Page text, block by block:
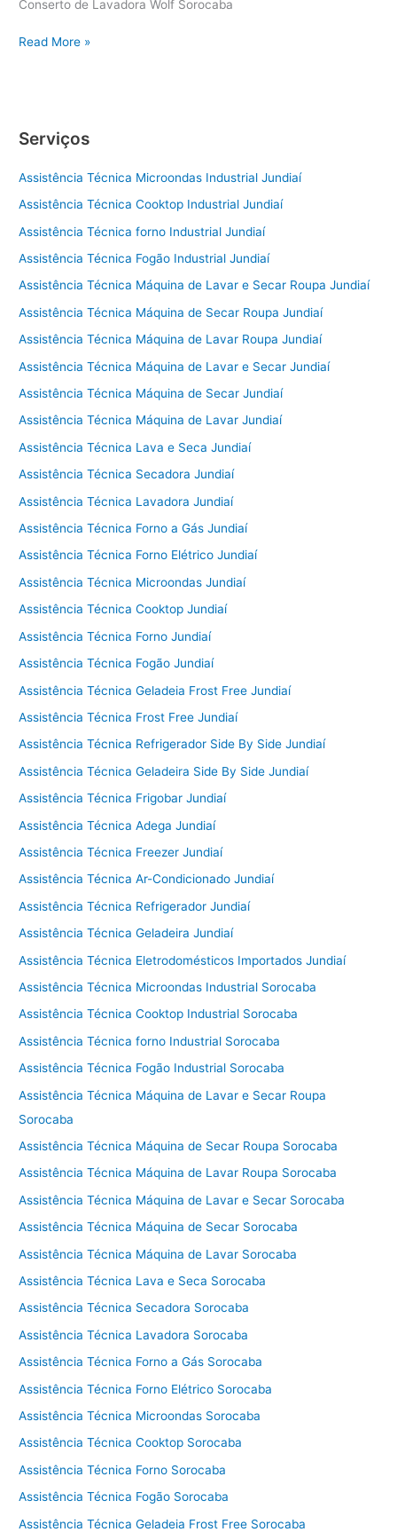
Conserto de Lavadora Wolf Sorocaba
Conserto
Read More »
Serviços
Assistência Técnica Microondas Industrial Jundiaí
Assistência Técnica Cooktop Industrial Jundiaí
Assistência Técnica forno Industrial Jundiaí
Assistência Técnica Fogão Industrial Jundiaí
Assistência Técnica Máquina de Lavar e Secar Roupa Jundiaí
Assistência Técnica Máquina de Secar Roupa Jundiaí
Assistência Técnica Máquina de Lavar Roupa Jundiaí
Assistência Técnica Máquina de Lavar e Secar Jundiaí
Assistência Técnica Máquina de Secar Jundiaí
Assistência Técnica Máquina de Lavar Jundiaí
Assistência Técnica Lava e Seca Jundiaí
Assistência Técnica Secadora Jundiaí
Assistência Técnica Lavadora Jundiaí
Assistência Técnica Forno a Gás Jundiaí
Assistência Técnica Forno Elétrico Jundiaí
Assistência Técnica Microondas Jundiaí
Assistência Técnica Cooktop Jundiaí
Assistência Técnica Forno Jundiaí
Assistência Técnica Fogão Jundiaí
Assistência Técnica Geladeia Frost Free Jundiaí
Assistência Técnica Frost Free Jundiaí
Assistência Técnica Refrigerador Side By Side Jundiaí
Assistência Técnica Geladeira Side By Side Jundiaí
Assistência Técnica Frigobar Jundiaí
Assistência Técnica Adega Jundiaí
Assistência Técnica Freezer Jundiaí
Assistência Técnica Ar-Condicionado Jundiaí
Assistência Técnica Refrigerador Jundiaí
Assistência Técnica Geladeira Jundiaí
Assistência Técnica Eletrodomésticos Importados Jundiaí
Assistência Técnica Microondas Industrial Sorocaba
Assistência Técnica Cooktop Industrial Sorocaba
Assistência Técnica forno Industrial Sorocaba
Assistência Técnica Fogão Industrial Sorocaba
Assistência Técnica Máquina de Lavar e Secar Roupa
Sorocaba
Assistência Técnica Máquina de Secar Roupa Sorocaba
Assistência Técnica Máquina de Lavar Roupa Sorocaba
Assistência Técnica Máquina de Lavar e Secar Sorocaba
Assistência Técnica Máquina de Secar Sorocaba
Assistência Técnica Máquina de Lavar Sorocaba
Assistência Técnica Lava e Seca Sorocaba
Assistência Técnica Secadora Sorocaba
Assistência Técnica Lavadora Sorocaba
Assistência Técnica Forno a Gás Sorocaba
Assistência Técnica Forno Elétrico Sorocaba
Assistência Técnica Microondas Sorocaba
Assistência Técnica Cooktop Sorocaba
Assistência Técnica Forno Sorocaba
Assistência Técnica Fogão Sorocaba
Assistência Técnica Geladeia Frost Free Sorocaba